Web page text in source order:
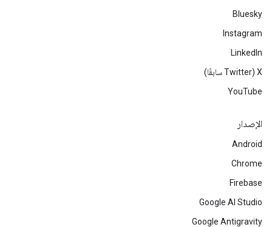
Bluesky
Instagram
LinkedIn
‫X ‏(Twitter سابقًا)
YouTube
الإصدار
Android
Chrome
Firebase
Google AI Studio
Google Antigravity